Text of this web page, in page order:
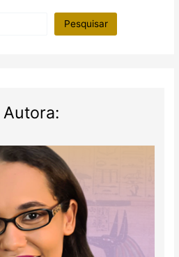
Pesquisar